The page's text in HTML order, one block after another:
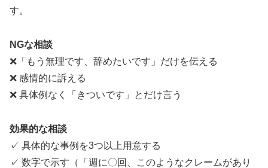
す。
NGな相談
❌「もう無理です、辞めたいです」だけを伝える
❌ 感情的に訴える
❌ 具体例なく「きついです」とだけ言う
効果的な相談
✓ 具体的な事例を3つ以上用意する
✓ 数字で示す（「週に〇回、このようなクレームがあり